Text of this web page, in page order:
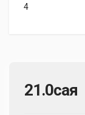
21.0сая
4